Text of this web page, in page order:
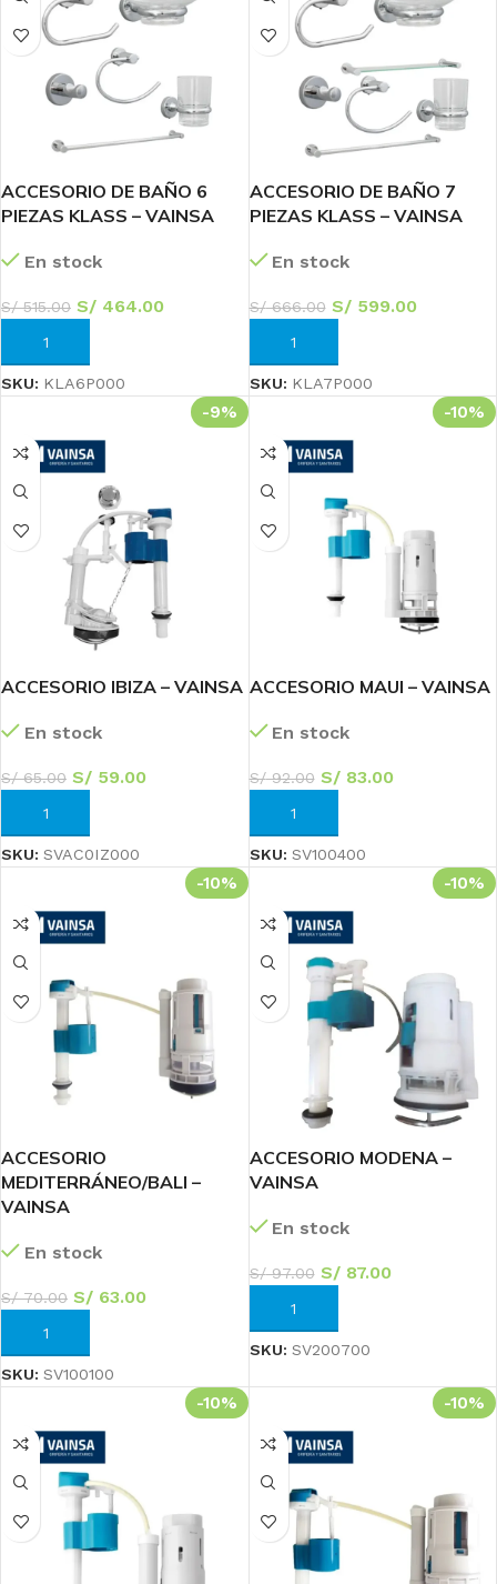
ACCESORIO DE BAÑO 6
PIEZAS KLASS – VAINSA
En stock
S/515.00 S/ 464.00
AÑADIR AL CARRITO
SKU: KLA6P000
ACCESORIO DE BAÑO 7
PIEZAS KLASS – VAINSA
En stock
S/666.00 S/599.00
AÑADIR AL CARRITO
SKU: KLA7P000
-9%
ACCESORIO IBIZA – VAINSA
En stock
S/65.00 S/ 59.00
AÑADIR AL CARRITO
SKU: SVAC0IZ000
-10%
ACCESORIO MAUI – VAINSA
En stock
S/92.00 S/83.00
AÑADIR AL CARRITO
SKU: SV100400
-10%
ACCESORIO
MEDITERRÁNEO/BALI –
VAINSA
En stock
S/70.00 S/ 63.00
AÑADIR AL CARRITO
SKU: SV100100
-10%
ACCESORIO MODENA –
VAINSA
En stock
S/97.00 S/87.00
AÑADIR AL CARRITO
SKU: SV200700
-10% -10%